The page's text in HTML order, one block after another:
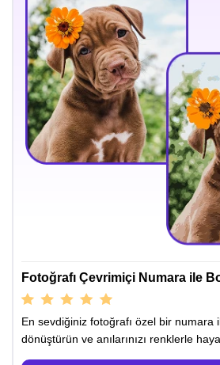
Fotoğrafı Çevrimiçi Numara ile
En sevdiğiniz fotoğrafı özel bir numara
dönüştürün ve anılarınızı renklerle